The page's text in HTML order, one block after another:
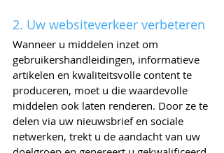
2. Uw websiteverkeer verbeteren
Wanneer u middelen inzet om
gebruikershandleidingen, informatieve
artikelen en kwaliteitsvolle content te
produceren, moet u die waardevolle
middelen ook laten renderen. Door ze te
delen via uw nieuwsbrief en sociale
netwerken, trekt u de aandacht van uw